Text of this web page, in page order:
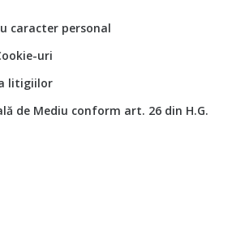
caracter personal
uri
litigiilor
de Mediu conform art. 26 din H.G.